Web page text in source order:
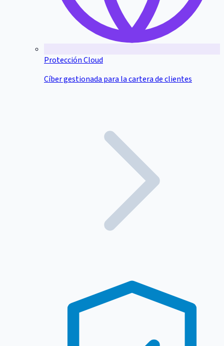
Protección Cloud
Cíber gestionada para la cartera de clientes